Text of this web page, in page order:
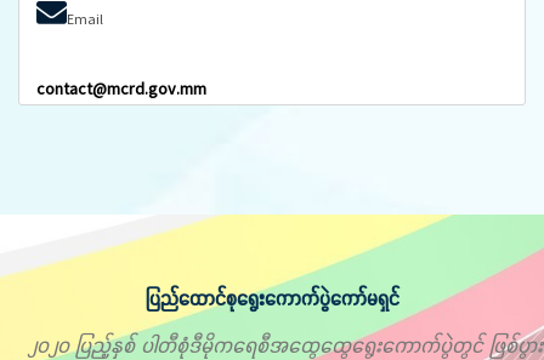
Email
contact@mcrd.gov.mm
ပြည်ထောင်စုရွေးကောက်ပွဲကော်မရှင်
၂၀၂၀ ပြည့်နှစ် ပါတီစုံဒီမိုကရေစီအထွေထွေရွေးကောက်ပွဲတွင် ဖြစ်ပွား